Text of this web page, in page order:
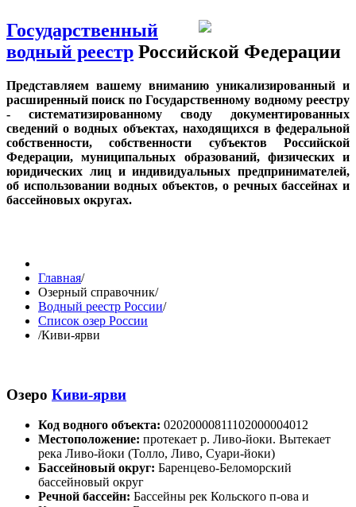
Государственный
водный реестр Российской Федерации
Представляем вашему вниманию уникализированный и
расширенный поиск по Государственному водному реестру
- систематизированному своду документированных
сведений о водных объектах, находящихся в федеральной
собственности, собственности субъектов Российской
Федерации, муниципальных образований, физических и
юридических лиц и индивидуальных предпринимателей,
об использовании водных объектов, о речных бассейнах и
бассейновых округах.
Главная/
Озерный справочник/
Водный реестр России/
Список озер России
/Киви-ярви
Озеро Киви-ярви
Код водного объекта: 02020000811102000004012
Местоположение: протекает р. Ливо-йоки. Вытекает
река Ливо-йоки (Толло, Ливо, Суари-йоки)
Бассейновый округ: Баренцево-Беломорский
бассейновый округ
Речной бассейн: Бассейны рек Кольского п-ова и